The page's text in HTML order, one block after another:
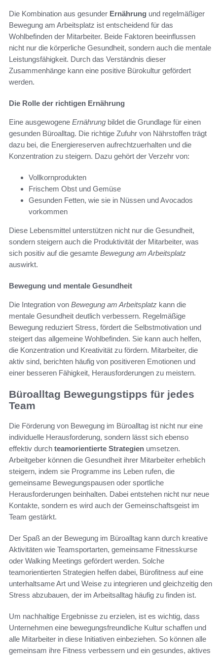
Die Kombination aus gesunder Ernährung und regelmäßiger
Bewegung am Arbeitsplatz ist entscheidend für das
Wohlbefinden der Mitarbeiter. Beide Faktoren beeinflussen
nicht nur die körperliche Gesundheit, sondern auch die mentale
Leistungsfähigkeit. Durch das Verständnis dieser
Zusammenhänge kann eine positive Bürokultur gefördert
werden.
Die Rolle der richtigen Ernährung
Eine ausgewogene Ernährung bildet die Grundlage für einen
gesunden Büroalltag. Die richtige Zufuhr von Nährstoffen trägt
dazu bei, die Energiereserven aufrechtzuerhalten und die
Konzentration zu steigern. Dazu gehört der Verzehr von:
Vollkornprodukten
Frischem Obst und Gemüse
Gesunden Fetten, wie sie in Nüssen und Avocados
vorkommen
Diese Lebensmittel unterstützen nicht nur die Gesundheit,
sondern steigern auch die Produktivität der Mitarbeiter, was
sich positiv auf die gesamte Bewegung am Arbeitsplatz
auswirkt.
Bewegung und mentale Gesundheit
Die Integration von Bewegung am Arbeitsplatz kann die
mentale Gesundheit deutlich verbessern. Regelmäßige
Bewegung reduziert Stress, fördert die Selbstmotivation und
steigert das allgemeine Wohlbefinden. Sie kann auch helfen,
die Konzentration und Kreativität zu fördern. Mitarbeiter, die
aktiv sind, berichten häufig von positiveren Emotionen und
einer besseren Fähigkeit, Herausforderungen zu meistern.
Büroalltag Bewegungstipps für jedes
Team
Die Förderung von Bewegung im Büroalltag ist nicht nur eine
individuelle Herausforderung, sondern lässt sich ebenso
effektiv durch teamorientierte Strategien umsetzen.
Arbeitgeber können die Gesundheit ihrer Mitarbeiter erheblich
steigern, indem sie Programme ins Leben rufen, die
gemeinsame Bewegungspausen oder sportliche
Herausforderungen beinhalten. Dabei entstehen nicht nur neue
Kontakte, sondern es wird auch der Gemeinschaftsgeist im
Team gestärkt.
Der Spaß an der Bewegung im Büroalltag kann durch kreative
Aktivitäten wie Teamsportarten, gemeinsame Fitnesskurse
oder Walking Meetings gefördert werden. Solche
teamorientierten Strategien helfen dabei, Bürofitness auf eine
unterhaltsame Art und Weise zu integrieren und gleichzeitig den
Stress abzubauen, der im Arbeitsalltag häufig zu finden ist.
Um nachhaltige Ergebnisse zu erzielen, ist es wichtig, dass
Unternehmen eine bewegungsfreundliche Kultur schaffen und
alle Mitarbeiter in diese Initiativen einbeziehen. So können alle
gemeinsam ihre Fitness verbessern und ein gesundes, aktives